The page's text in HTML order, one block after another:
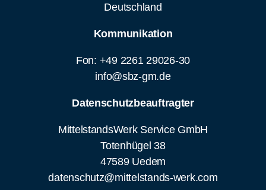
Deutschland
Kommunikation
Fon: +49 2261 29026-30
info@sbz-gm.de
Datenschutzbeauftragter
MittelstandsWerk Service GmbH
Totenhügel 38
47589 Uedem
datenschutz@mittelstands-werk.com